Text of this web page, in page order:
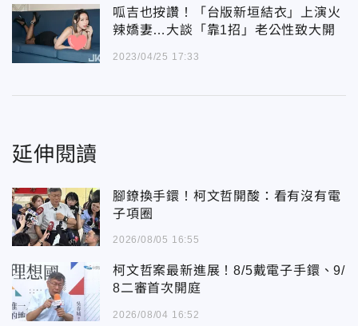
呱吉也按讚！「台版新垣結衣」上演火
辣嬌妻…大談「靠1招」老公性致大開
2023/04/25 17:33
延伸閱讀
腳鐐換手鐶！柯文哲開酸：看有沒有電
子項圈
2026/08/05 16:55
柯文哲案最新進展！8/5戴電子手鐶、9/
8二審首次開庭
2026/08/04 16:52